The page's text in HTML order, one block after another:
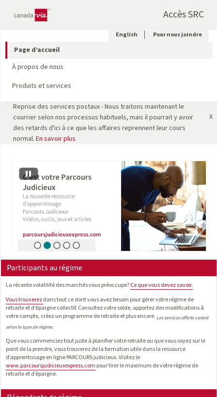
Accès SRC
English Pour nous joindre
Page d’accueil
À propos de nous
Produits et services
Reprise des services postaux - Nous traitons maintenant le
courrier selon nos processus habituels, mais il pourrait y avoir
des retards d'ici à ce que les affaires reprennent leur cours
normal. En savoir plus
X
Participants au régime
La récente volatilité des marchés vous préoccupe?Ce que vous devez savoir.
Vous trouverezdans tout ce dont vous avez besoin pour gérer votre régime de
retraite et d’épargne collectif. Consultez votre solde, apportez des modifications à
votre compte, créez un programme de retraite et plus encore. Les services offerts varient
selon le type de régime.
Que vous commenciez tout juste à planifier votre retraite ou que vous soyez sur le
point de la prendre, vous trouverez de la formation utile dans la ressource
d’apprentissage en ligne PARCOURS judicieux. Visitez le
www.parcoursjudicieuxexpress.com pour tirer le maximum de votre régime de
retraite et d’épargne.